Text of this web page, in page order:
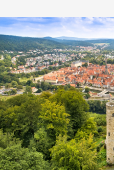
Haupt-
Inhalt
springen
Hann.
Münden
Marketing
GmbH